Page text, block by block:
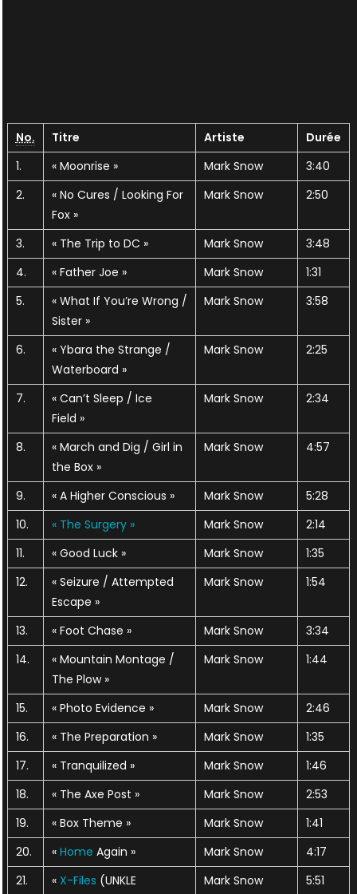
No. Titre Artiste
Durée
1.
« Moonrise » Mark Snow
3:40
2.
« No Cures / Looking For
Fox »
Mark Snow 2:50
3. « The Trip to DC » Mark Snow
3:48
4.
« Father Joe » Mark Snow
1:31
5.
« What If You’re Wrong /
Sister »
Mark Snow 3:58
6.
« Ybara the Strange /
Waterboard »
Mark Snow 2:25
7.
« Can’t Sleep / Ice
Field »
Mark Snow 2:34
8.
« March and Dig / Girl in
the Box »
Mark Snow 4:57
9. « A Higher Conscious » Mark Snow
5:28
10.
« The Surgery » Mark Snow
2:14
11.
« Good Luck » Mark Snow
1:35
12.
« Seizure / Attempted
Escape »
Mark Snow 1:54
13. « Foot Chase » Mark Snow
3:34
14.
« Mountain Montage /
The Plow »
Mark Snow 1:44
15. « Photo Evidence » Mark Snow
2:46
16.
« The Preparation » Mark Snow
1:35
17.
« Tranquilized » Mark Snow
1:46
18.
« The Axe Post » Mark Snow
2:53
19.
« Box Theme » Mark Snow
1:41
20.
« Home Again » Mark Snow
4:17
21.
« X-Files (UNKLE
Mark Snow 5:51